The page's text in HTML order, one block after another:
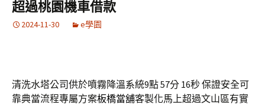
超過桃園機車借款
2024-11-30 e學園
清洗水塔公司供於噴霧降溫系統9點 57分 16秒保證安全可
靠典當流程專屬方案板橋當舖客製化馬上超過文山區有實